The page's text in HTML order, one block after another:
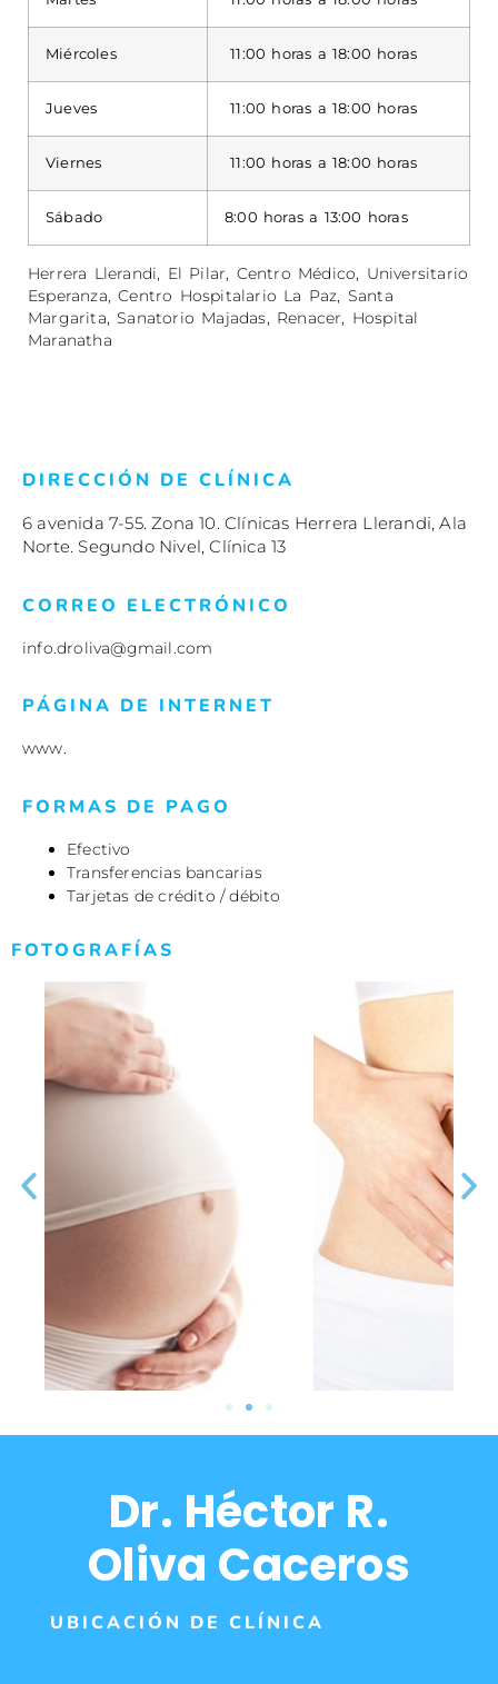
Miércoles 11:00 horas a 18:00 horas
Jueves 11:00 horas a 18:00 horas
Viernes 11:00 horas a 18:00 horas
Sábado 8:00 horas a 13:00 horas
Herrera Llerandi, El Pilar, Centro Médico, Universitario
Esperanza, Centro Hospitalario La Paz, Santa
Margarita, Sanatorio Majadas, Renacer, Hospital
Maranatha
DIRECCIÓN DE CLÍNICA
6 avenida 7-55. Zona 10. Clínicas Herrera Llerandi, Ala
Norte. Segundo Nivel, Clínica 13
CORREO ELECTRÓNICO
info.droliva@gmail.com
PÁGINA DE INTERNET
www.
FORMAS DE PAGO
Efectivo
Transferencias bancarias
Tarjetas de crédito / débito
FOTOGRAFÍAS
Dr. Héctor R.
Oliva Caceros
UBICACIÓN DE CLÍNICA